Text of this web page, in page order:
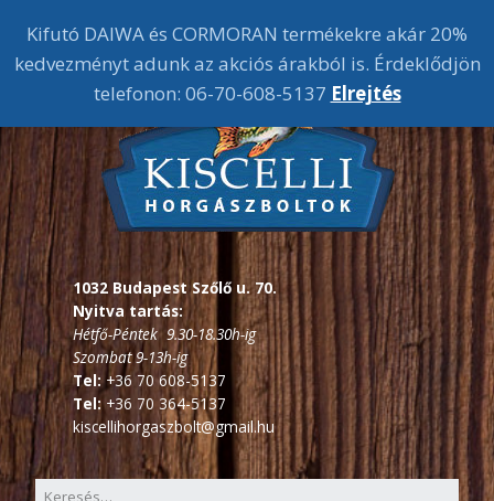
1032 Budapest Szőlő u. 70.
Nyitva tartás:
Hétfő-Péntek 9.30-18.30h-ig
Szombat 9-13h-ig
Tel:+36 70 608-5137
Tel: +36 70 364-5137
kiscellihorgaszbolt@gmail.hu
Kifutó DAIWA és CORMORAN termékekre akár 20%
kedvezményt adunk az akciós árakból is. Érdeklődjön
telefonon: 06-70-608-5137 Elrejtés